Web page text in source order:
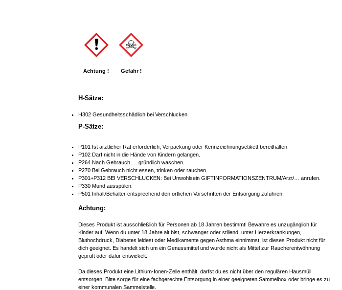
Achtung ! Gefahr !
H-Sätze:
H302 Gesundheitsschädlich bei Verschlucken.
P-Sätze:
P101 Ist ärztlicher Rat erforderlich, Verpackung oder Kennzeichnungsetikett bereithalten.
P102 Darf nicht in die Hände von Kindern gelangen.
P264 Nach Gebrauch … gründlich waschen.
P270 Bei Gebrauch nicht essen, trinken oder rauchen.
P301+P312 BEI VERSCHLUCKEN: Bei Unwohlsein GIFTINFORMATIONSZENTRUM/Arzt/… anrufen.
P330 Mund ausspülen.
P501 Inhalt/Behälter entsprechend den örtlichen Vorschriften der Entsorgung zuführen.
Achtung:
Dieses Produkt ist ausschließlich für Personen ab 18 Jahren bestimmt! Bewahre es unzugänglich für
Kinder auf. Wenn du unter 18 Jahre alt bist, schwanger oder stillend, unter Herzerkrankungen,
Bluthochdruck, Diabetes leidest oder Medikamente gegen Asthma einnimmst, ist dieses Produkt nicht für
dich geeignet. Es handelt sich um ein Genussmittel und wurde nicht als Mittel zur Raucherentwöhnung
geprüft oder dafür entwickelt.
Da dieses Produkt eine Lithium-Ionen-Zelle enthält, darfst du es nicht über den regulären Hausmüll
entsorgen! Bitte sorge für eine fachgerechte Entsorgung in einer geeigneten Sammelbox oder bringe es zu
einer kommunalen Sammelstelle.